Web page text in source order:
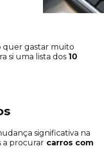
quer gastar muito
si uma lista dos 10
significativa na
a procurar carros com